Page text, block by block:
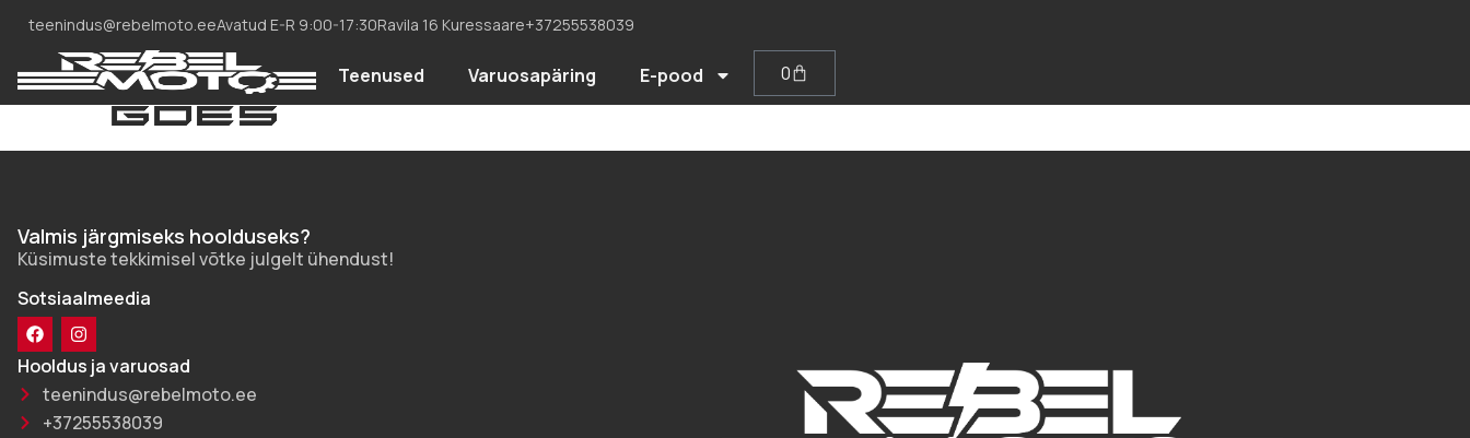
teenindus@rebelmoto.eeAvatud E-R 9:00-17:30Ravila 16 Kuressaare+37255538039
Teenused Varuosapäring E-pood 0
Valmis järgmiseks hoolduseks?
Küsimuste tekkimisel võtke julgelt ühendust!
Sotsiaalmeedia
Hooldus ja varuosad
teenindus@rebelmoto.ee
+37255538039